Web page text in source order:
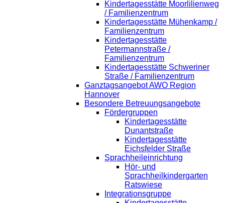
Kindertagesstätte Moorlilienweg
/ Familienzentrum
Kindertagesstätte Mühenkamp /
Familienzentrum
Kindertagesstätte
Petermannstraße /
Familienzentrum
Kindertagesstätte Schweriner
Straße / Familienzentrum
Ganztagsangebot AWO Region
Hannover
Besondere Betreuungsangebote
Fördergruppen
Kindertagesstätte
Dunantstraße
Kindertagesstätte
Eichsfelder Straße
Sprachheileinrichtung
Hör- und
Sprachheilkindergarten
Ratswiese
Integrationsgruppe